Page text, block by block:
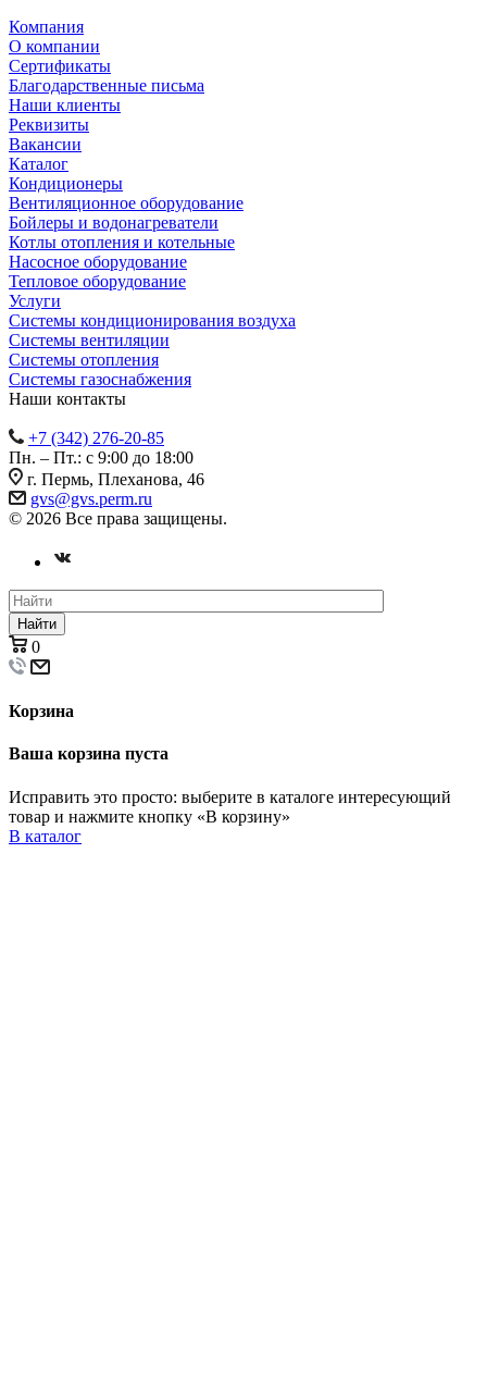
Компания
О компании
Сертификаты
Благодарственные письма
Наши клиенты
Реквизиты
Вакансии
Каталог
Кондиционеры
Вентиляционное оборудование
Бойлеры и водонагреватели
Котлы отопления и котельные
Насосное оборудование
Тепловое оборудование
Услуги
Системы кондиционирования воздуха
Системы вентиляции
Системы отопления
Системы газоснабжения
Наши контакты
+7 (342) 276-20-85
Пн. – Пт.: с 9:00 до 18:00
г. Пермь, Плеханова, 46
gvs@gvs.perm.ru
© 2026 Все права защищены.
Найти
0
Корзина
Ваша корзина пуста
Исправить это просто: выберите в каталоге интересующий
товар и нажмите кнопку «В корзину»
В каталог